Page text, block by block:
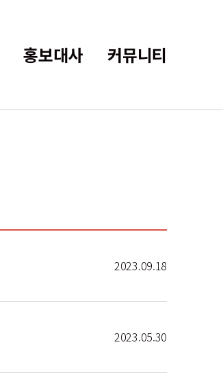
홍보대사 커뮤니티
2023.09.18
2023.05.30